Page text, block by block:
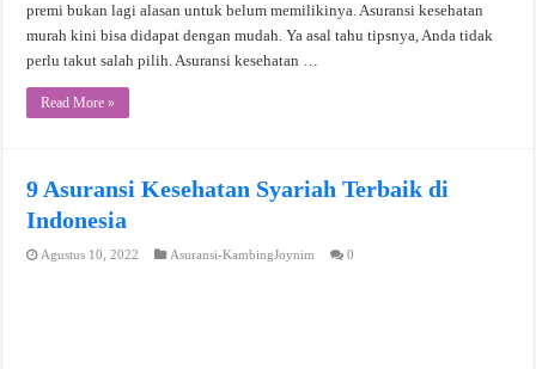
premi bukan lagi alasan untuk belum memilikinya. Asuransi kesehatan
murah kini bisa didapat dengan mudah. Ya asal tahu tipsnya, Anda tidak
perlu takut salah pilih. Asuransi kesehatan …
Read More »
9 Asuransi Kesehatan Syariah Terbaik di
Indonesia
Agustus 10, 2022 Asuransi-KambingJoynim 0